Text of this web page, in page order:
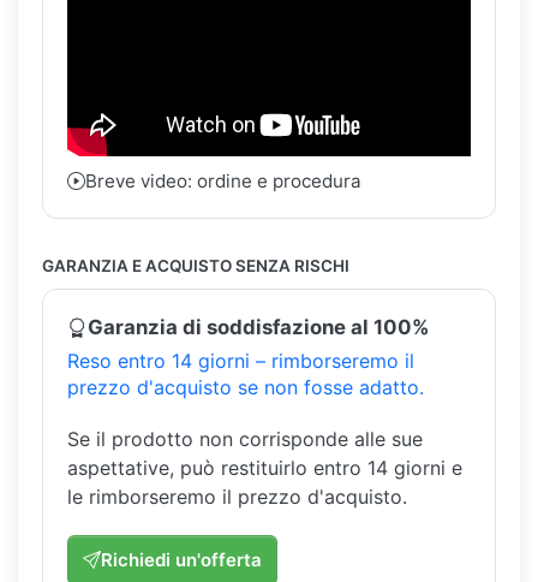
Breve video: ordine e procedura
GARANZIA E ACQUISTO SENZA RISCHI
Garanzia di soddisfazione al 100%
Reso entro 14 giorni – rimborseremo il
prezzo d'acquisto se non fosse adatto.
Se il prodotto non corrisponde alle sue
aspettative, può restituirlo entro 14 giorni e
le rimborseremo il prezzo d'acquisto.
Richiedi un'offerta